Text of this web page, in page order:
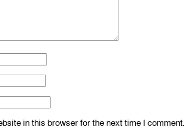
in this browser for the next time I comment.